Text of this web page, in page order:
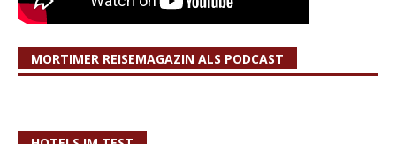
MORTIMER REISEMAGAZIN ALS PODCAST